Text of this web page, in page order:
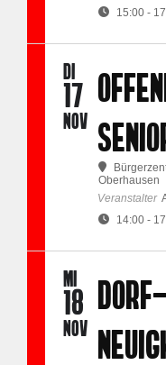
15:00 -
DI
17
NOV
Oberhausen
Veranstalter
14:00 -
MI
18
NOV